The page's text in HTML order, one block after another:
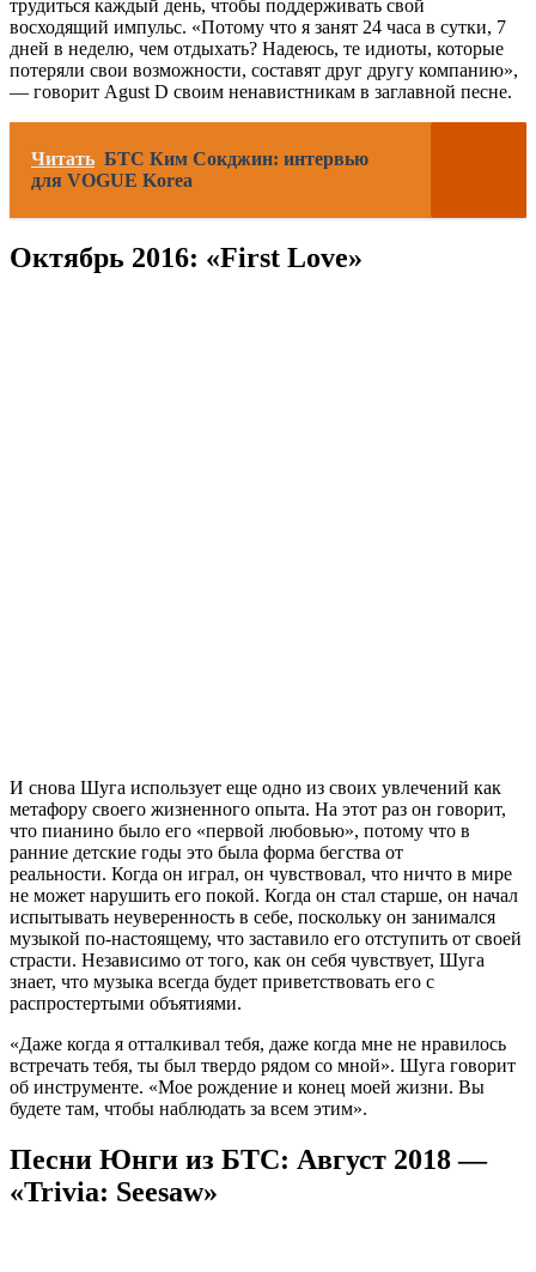
трудиться каждый день, чтобы поддерживать свой
восходящий импульс. «Потому что я занят 24 часа в сутки, 7
дней в неделю, чем отдыхать? Надеюсь, те идиоты, которые
потеряли свои возможности, составят друг другу компанию»,
— говорит Agust D своим ненавистникам в заглавной песне.
Читать БТС Ким Сокджин: интервью
для VOGUE Korea
Октябрь 2016: «First Love»
И снова Шуга использует еще одно из своих увлечений как
метафору своего жизненного опыта. На этот раз он говорит,
что пианино было его «первой любовью», потому что в
ранние детские годы это была форма бегства от
реальности. Когда он играл, он чувствовал, что ничто в мире
не может нарушить его покой. Когда он стал старше, он начал
испытывать неуверенность в себе, поскольку он занимался
музыкой по-настоящему, что заставило его отступить от своей
страсти. Независимо от того, как он себя чувствует, Шуга
знает, что музыка всегда будет приветствовать его с
распростертыми объятиями.
«Даже когда я отталкивал тебя, даже когда мне не нравилось
встречать тебя, ты был твердо рядом со мной». Шуга говорит
об инструменте. «Мое рождение и конец моей жизни. Вы
будете там, чтобы наблюдать за всем этим».
Песни Юнги из БТС: Август 2018 —
«Trivia: Seesaw»